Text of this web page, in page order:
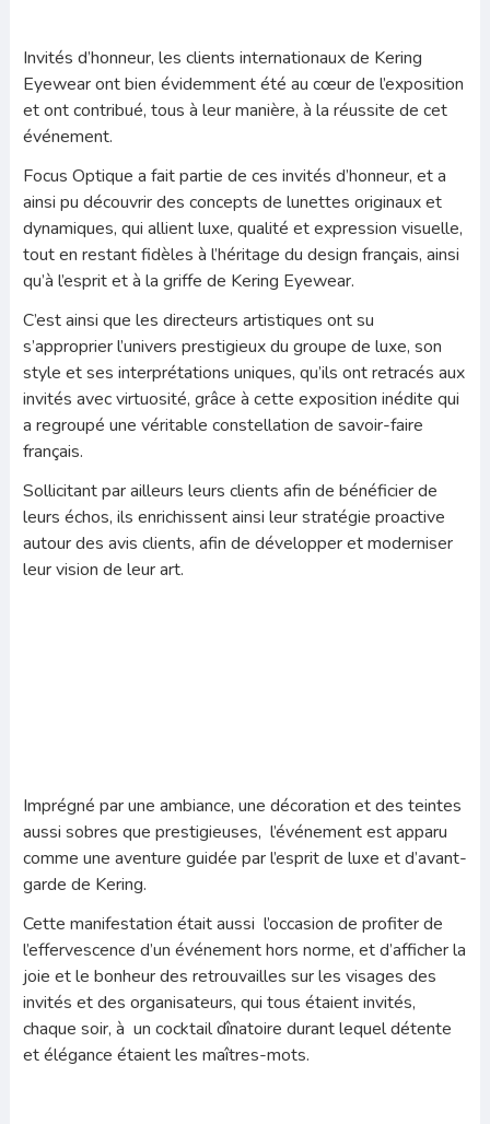
Invités d’honneur, les clients internationaux de Kering
Eyewear ont bien évidemment été au cœur de l’exposition
et ont contribué, tous à leur manière, à la réussite de cet
événement.
Focus Optique a fait partie de ces invités d’honneur, et a
ainsi pu découvrir des concepts de lunettes originaux et
dynamiques, qui allient luxe, qualité et expression visuelle,
tout en restant fidèles à l’héritage du design français, ainsi
qu’à l’esprit et à la griffe de Kering Eyewear.
C’est ainsi que les directeurs artistiques ont su
s’approprier l’univers prestigieux du groupe de luxe, son
style et ses interprétations uniques, qu’ils ont retracés aux
invités avec virtuosité, grâce à cette exposition inédite qui
a regroupé une véritable constellation de savoir-faire
français.
Sollicitant par ailleurs leurs clients afin de bénéficier de
leurs échos, ils enrichissent ainsi leur stratégie proactive
autour des avis clients, afin de développer et moderniser
leur vision de leur art.
Imprégné par une ambiance, une décoration et des teintes
aussi sobres que prestigieuses, l’événement est apparu
comme une aventure guidée par l’esprit de luxe et d’avant-
garde de Kering.
Cette manifestation était aussi l’occasion de profiter de
l’effervescence d’un événement hors norme, et d’afficher la
joie et le bonheur des retrouvailles sur les visages des
invités et des organisateurs, qui tous étaient invités,
chaque soir, à un cocktail dînatoire durant lequel détente
et élégance étaient les maîtres-mots.